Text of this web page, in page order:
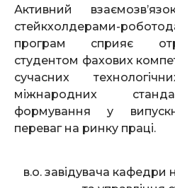
Активний
стейкхолдерами-
програм сприяє
студентом фахових
сучасних
міжнародних
формування у
переваг на ринку праці.
в.о. завідувача кафедри